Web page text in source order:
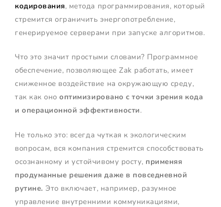
кодирования, метода программирования, который
стремится ограничить энергопотребление,
генерируемое серверами при запуске алгоритмов.
Что это значит простыми словами? Программное
обеспечение, позволяющее Zak работать, имеет
сниженное воздействие на окружающую среду,
так как онооптимизировано с точки зрения кода
и операционной эффективности.
Не только это: всегда чуткая к экологическим
вопросам, вся компания стремится способствовать
осознанному и устойчивому росту, применяя
продуманные решения даже в повседневной
рутине. Это включает, например, разумное
управление внутренними коммуникациями,